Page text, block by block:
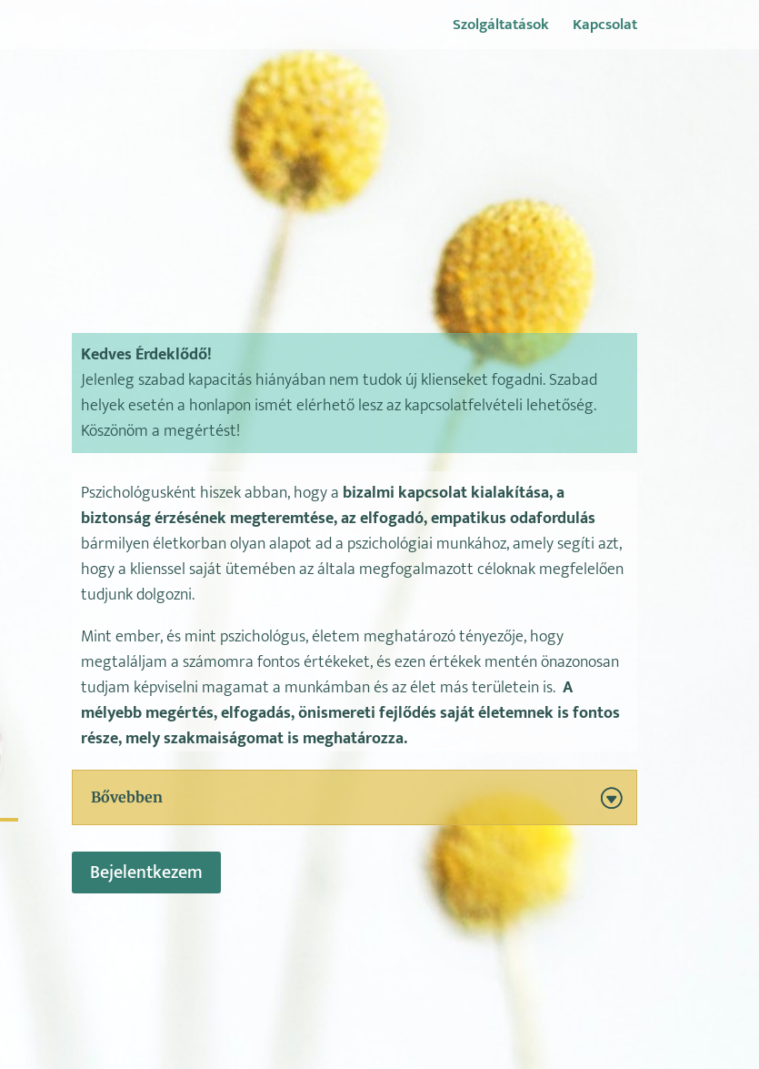
Szolgáltatások Kapcsolat
Kedves Érdeklődő!
Jelenleg szabad kapacitás hiányában nem tudok új klienseket fogadni. Szabad
helyek esetén a honlapon ismét elérhető lesz az kapcsolatfelvételi lehetőség.
Köszönöm a megértést!
Pszichológusként hiszek abban, hogy a bizalmi kapcsolat kialakítása, a
biztonság érzésének megteremtése, az elfogadó, empatikus odafordulás
bármilyen életkorban olyan alapot ad a pszichológiai munkához, amely segíti azt,
hogy a klienssel saját ütemében az általa megfogalmazott céloknak megfelelően
tudjunk dolgozni.
Mint ember, és mint pszichológus, életem meghatározó tényezője, hogy
megtaláljam a számomra fontos értékeket, és ezen értékek mentén önazonosan
tudjam képviselni magamat a munkámban és az élet más területein is.A
mélyebb megértés, elfogadás, önismereti fejlődés saját életemnek is fontos
része, mely szakmaiságomat is meghatározza.
Bővebben
Bejelentkezem